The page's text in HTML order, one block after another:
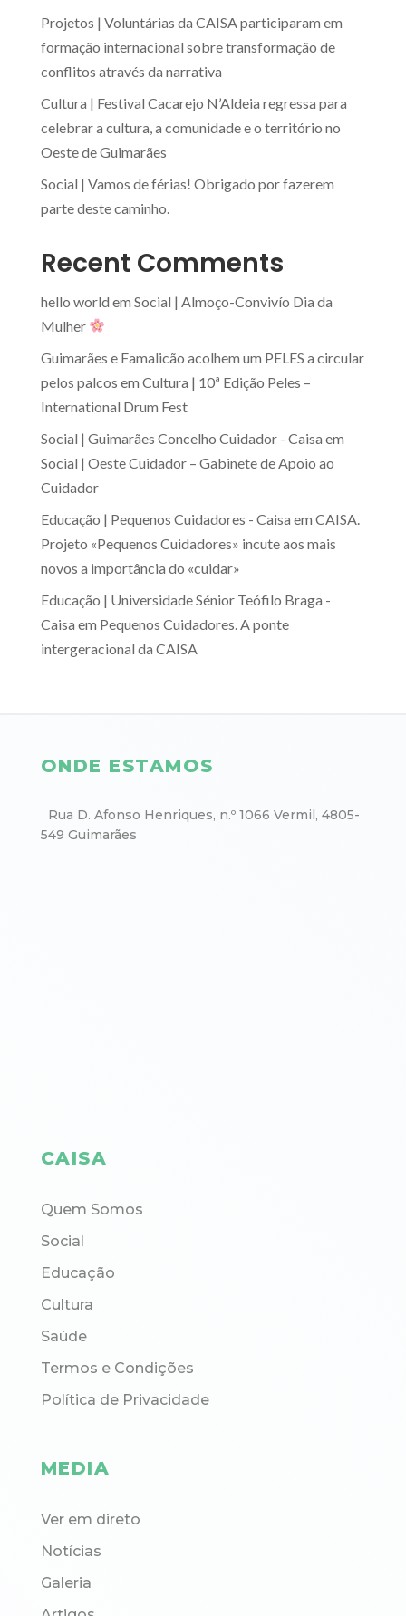
Projetos | Voluntárias da CAISA participaram em
formação internacional sobre transformação de
conflitos através da narrativa
Cultura | Festival Cacarejo N’Aldeia regressa para
celebrar a cultura, a comunidade e o território no
Oeste de Guimarães
Social | Vamos de férias! Obrigado por fazerem
parte deste caminho.
Recent Comments
hello world em Social | Almoço-Convivío Dia da
Mulher
Guimarães e Famalicão acolhem um PELES a circular
pelos palcos em Cultura | 10ª Edição Peles –
International Drum Fest
Social | Guimarães Concelho Cuidador - Caisa em
Social | Oeste Cuidador – Gabinete de Apoio ao
Cuidador
Educação | Pequenos Cuidadores - Caisa em CAISA.
Projeto «Pequenos Cuidadores» incute aos mais
novos a importância do «cuidar»
Educação | Universidade Sénior Teófilo Braga -
Caisa em Pequenos Cuidadores. A ponte
intergeracional da CAISA
ONDE ESTAMOS
Rua D. Afonso Henriques, n.º 1066 Vermil, 4805-
549 Guimarães
CAISA
Quem Somos
Social
Educação
Cultura
Saúde
Termos e Condições
Política de Privacidade
MEDIA
Ver em direto
Notícias
Galeria